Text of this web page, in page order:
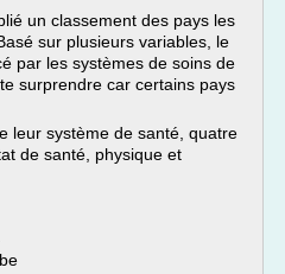
un classement des pays les
sur plusieurs variables, le
par les systèmes de soins de
surprendre car certains pays
leur système de santé, quatre
de santé, physique et